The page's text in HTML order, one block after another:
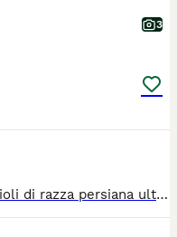
3
Allevamento Anfi dispone di cuccioli di razza persiana ultimi maschietti bianchi e uno bianco e rosso